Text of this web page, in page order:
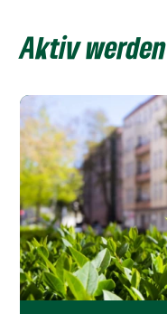
Aktiv werden